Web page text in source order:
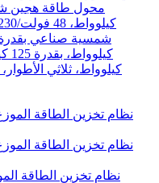
كيلوواط، 48 فولت/230 فولت، موجة جيبية نقية.
كيلوواط، بقدرة 125 كيلوواط.
كيلوواط، ثلاثي